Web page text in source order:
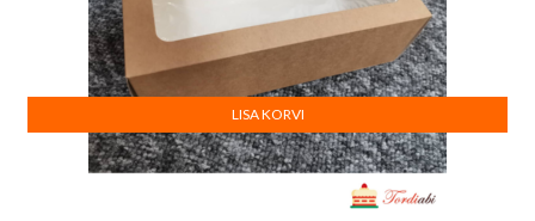
LISA KORVI